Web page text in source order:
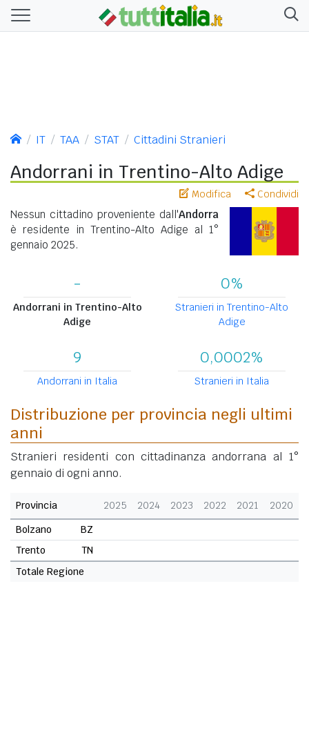
IT TAA STAT Cittadini Stranieri
Andorrani in Trentino-Alto Adige
Modifica Condividi
Nessun cittadino proveniente dall'Andorra
è residente in Trentino-Alto Adige al 1°
gennaio 2025.
-
Andorrani in Trentino-Alto
Adige
0%
Stranieri in Trentino-Alto
Adige
9
Andorrani in Italia
0,0002%
Stranieri in Italia
Distribuzione per provincia negli ultimi
anni
Stranieri residenti con cittadinanza andorrana al 1°
gennaio di ogni anno.
Provincia 2025 2024 2023 2022 2021
2020
BZ
Bolzano
TN
Trento
Totale Regione